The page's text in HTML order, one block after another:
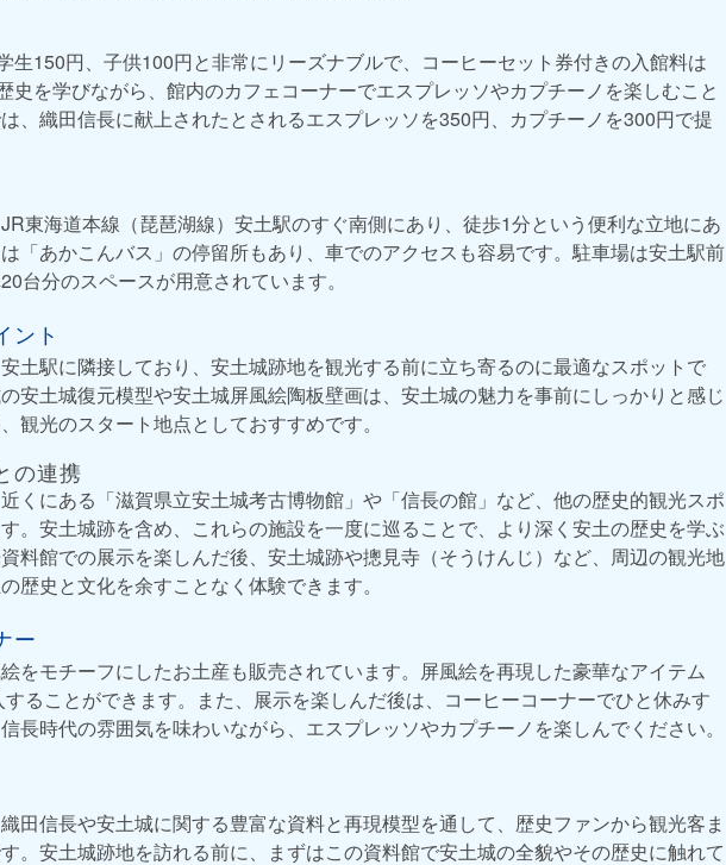
生150円、子供100円と非常にリーズナブルで、コーヒーセット券付きの入館料は
史を学びながら、館内のカフェコーナーでエスプレッソやカプチーノを楽しむこと
、織田信長に献上されたとされるエスプレッソを350円、カプチーノを300円で提
東海道本線（琵琶湖線）安土駅のすぐ南側にあり、徒歩1分という便利な立地にあ
「あかこんバス」の停留所もあり、車でのアクセスも容易です。駐車場は安土駅前
台分のスペースが用意されています。
ント
土駅に隣接しており、安土城跡地を観光する前に立ち寄るのに最適なスポットで
安土城復元模型や安土城屏風絵陶板壁画は、安土城の魅力を事前にしっかりと感じ
観光のスタート地点としておすすめです。
の連携
くにある「滋賀県立安土城考古博物館」や「信長の館」など、他の歴史的観光スポ
。安土城跡を含め、これらの施設を一度に巡ることで、より深く安土の歴史を学ぶ
料館での展示を楽しんだ後、安土城跡や摠見寺（そうけんじ）など、周辺の観光地
歴史と文化を余すことなく体験できます。
ー
をモチーフにしたお土産も販売されています。屏風絵を再現した豪華なアイテム
ることができます。また、展示を楽しんだ後は、コーヒーコーナーでひと休みす
長時代の雰囲気を味わいながら、エスプレッソやカプチーノを楽しんでください。
田信長や安土城に関する豊富な資料と再現模型を通して、歴史ファンから観光客ま
。安土城跡地を訪れる前に、まずはこの資料館で安土城の全貌やその歴史に触れて